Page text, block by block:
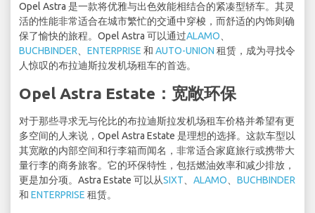
Opel Astra 是一款将优雅与出色效能相结合的紧凑型轿车。其灵
活的性能非常适合在城市繁忙的交通中穿梭，而舒适的内饰则确
保了愉快的旅程。Opel Astra 可以通过ALAMO
BUCHBINDER
ENTERPRISE 和 AUTO-UNION 租赁，成为寻找令
人惊叹的布拉迪斯拉发机场租车的首选。
Opel Astra Estate：宽敞环保
对于那些寻求无与伦比的布拉迪斯拉发机场租车价格并希望有更
多空间的人来说，Opel Astra Estate 是理想的选择。这款车型以
其宽敞的内部空间和行李箱而闻名，非常适合家庭旅行或携带大
量行李的商务旅客。它的环保特性，包括燃油效率和减少排放，
更是加分项。Astra Estate 可以从SIXT ALAMO
BUCHBINDER
和 ENTERPRISE 租赁。